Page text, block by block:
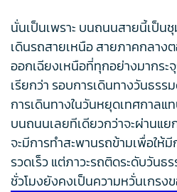
นั่นเป็นเพราะ บนถนนสายนี้เป็
เดินรถสายเหนือ สายภาคกลาง
ออกเฉียงเหนือที่ทุกอย่างมากระ
เรียกว่า รอบการเดินทางวันธร
การเดินทางในวันหยุดเทศกาลแ
บนถนนเลยทีเดียวกว่าจะผ่านแย
จะมีการทำสะพานรถข้ามเพื่อให้มี
รวดเร็ว แต่ภาวะรถติดระดับวันธ
ชั่วโมงยังคงเป็นความหวั่นเกร